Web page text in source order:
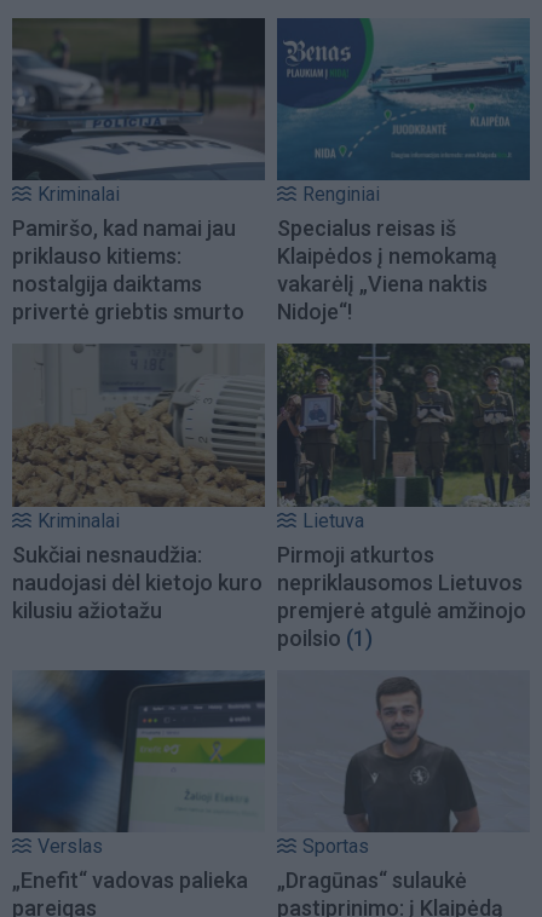
Kriminalai
Pamiršo, kad namai jau
priklauso kitiems:
nostalgija daiktams
privertė griebtis smurto
Renginiai
Specialus reisas iš
Klaipėdos į nemokamą
vakarėlį „Viena naktis
Nidoje“!
Kriminalai
Sukčiai nesnaudžia:
naudojasi dėl kietojo kuro
kilusiu ažiotažu
Lietuva
Pirmoji atkurtos
nepriklausomos Lietuvos
premjerė atgulė amžinojo
poilsio (1)
Verslas
„Enefit“ vadovas palieka
pareigas
Sportas
„Dragūnas“ sulaukė
pastiprinimo: į Klaipėdą